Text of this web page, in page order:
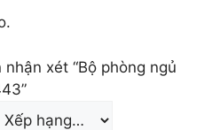
xét “Bộ phòng ngủ